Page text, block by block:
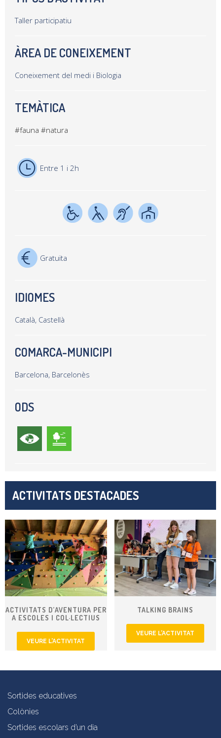
Taller participatiu
ÀREA DE CONEIXEMENT
Coneixement del medi i Biologia
TEMÀTICA
#fauna #natura
Entre 1 i 2h
Gratuïta
IDIOMES
Català, Castellà
COMARCA-MUNICIPI
Barcelona, Barcelonès
ODS
ACTIVITATS DESTACADES
ACTIVITATS D’AVENTURA PER
A ESCOLES I COL·LECTIUS
VEURE L’ACTIVITAT
TALKING BRAINS
VEURE L’ACTIVITAT
Sortides educatives
Colònies
Sortides escolars d’un dia